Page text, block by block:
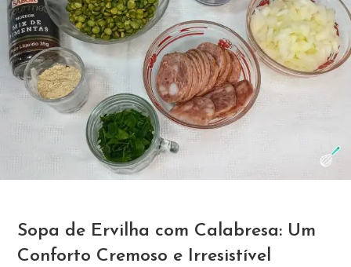
Sopa de Ervilha com Calabresa: Um
Conforto Cremoso e Irresistível